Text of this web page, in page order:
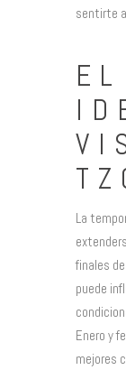
sentirte
La
finales
puede
Enero y
mejores